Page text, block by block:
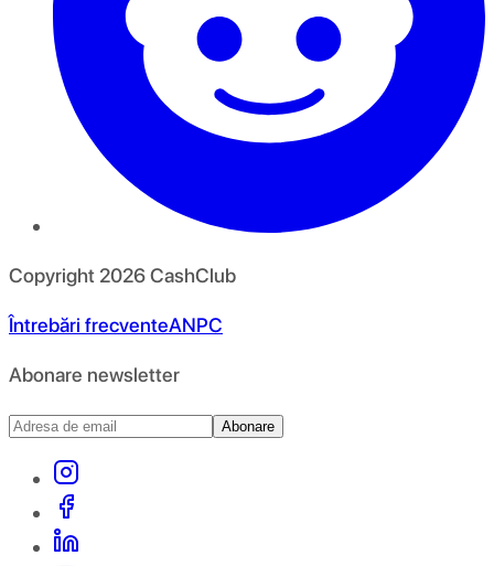
Copyright 2026CashClub
Întrebări frecventeANPC
Abonare newsletter
Abonare